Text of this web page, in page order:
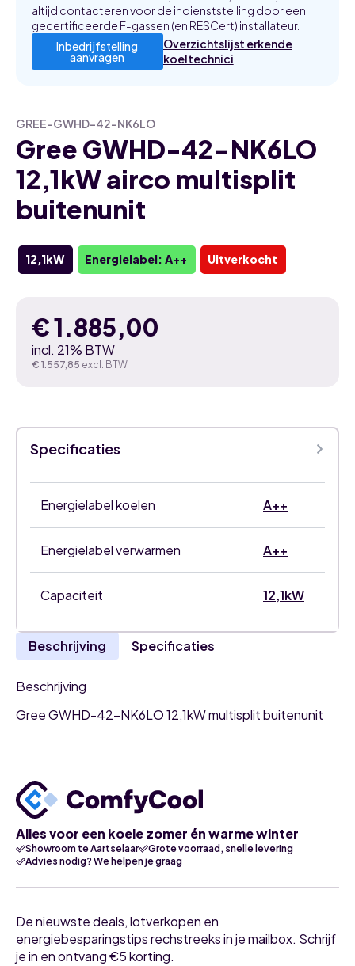
altijd contacteren voor de indienststelling door een
gecertificeerde F-gassen (en RESCert) installateur.
Inbedrijfstelling
aanvragen
Overzichtslijst erkende
koeltechnici
GREE-GWHD-42-NK6LO
Gree GWHD-42-NK6LO
12,1kW airco multisplit
buitenunit
12,1kW Energielabel: A++ Uitverkocht
€1.885,00
incl. 21% BTW
€ 1.557,85 excl. BTW
Specificaties
Energielabel koelen A++
Energielabel verwarmen A++
Capaciteit 12,1kW
Beschrijving Specificaties
Beschrijving
Gree GWHD-42-NK6LO 12,1kW multisplit buitenunit
Alles voor een koele zomer én warme winter
Showroom te Aartselaar
Grote voorraad, snelle levering
Advies nodig? We helpen je graag
De nieuwste deals, lotverkopen en
energiebesparingstips rechstreeks in je mailbox. Schrijf
je in en ontvang €5 korting.